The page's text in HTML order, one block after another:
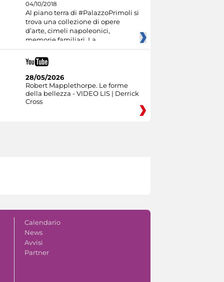
04/10/2018
Al piano terra di #PalazzoPrimoli si
trova una collezione di opere
d’arte, cimeli napoleonici,
memorie familiari. La
28/05/2026
Robert Mapplethorpe. Le forme
della bellezza - VIDEO LIS | Derrick
Cross
Calendario
News
Avvisi
Partner